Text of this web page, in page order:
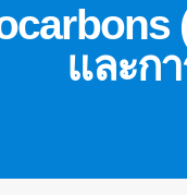
และก